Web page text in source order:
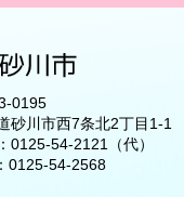
0195
砂川市西7条北2丁目1-1
0125-54-2121
（代）
0125-54-2568